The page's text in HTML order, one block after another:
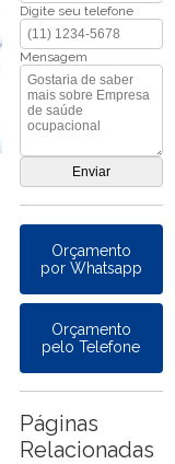
Digite seu telefone
Mensagem
Orçamento
por Whatsapp
Orçamento
pelo Telefone
Páginas
Relacionadas